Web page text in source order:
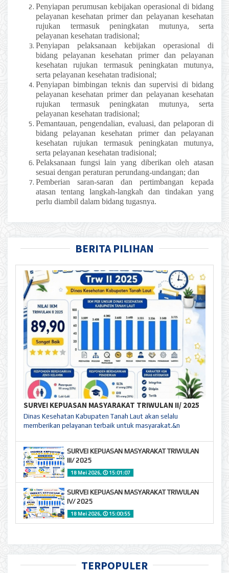
Penyiapan perumusan kebijakan operasional di bidang
pelayanan kesehatan primer dan pelayanan kesehatan
rujukan termasuk peningkatan mutunya, serta
pelayanan kesehatan tradisional;
Penyiapan pelaksanaan kebijakan operasional di
bidang pelayanan kesehatan primer dan pelayanan
kesehatan rujukan termasuk peningkatan mutunya,
serta pelayanan kesehatan tradisional;
Penyiapan bimbingan teknis dan supervisi di bidang
pelayanan kesehatan primer dan pelayanan kesehatan
rujukan termasuk peningkatan mutunya, serta
pelayanan kesehatan tradisional;
Pemantauan, pengendalian, evaluasi, dan pelaporan di
bidang pelayanan kesehatan primer dan pelayanan
kesehatan rujukan termasuk peningkatan mutunya,
serta pelayanan kesehatan tradisional;
Pelaksanaan fungsi lain yang diberikan oleh atasan
sesuai dengan peraturan perundang-undangan; dan
Pemberian saran-saran dan pertimbangan kepada
atasan tentang langkah-langkah dan tindakan yang
perlu diambil dalam bidang tugasnya.
BERITA PILIHAN
SURVEI KEPUASAN MASYARAKAT TRIWULAN II/ 2025
Dinas Kesehatan Kabupaten Tanah Laut akan selalu
memberikan pelayanan terbaik untuk masyarakat.&n
SURVEI KEPUASAN MASYARAKAT TRIWULAN
III/ 2025
18 Mei 2026,🕔15:01:07
SURVEI KEPUASAN MASYARAKAT TRIWULAN
IV/ 2025
18 Mei 2026,🕔15:00:55
TERPOPULER